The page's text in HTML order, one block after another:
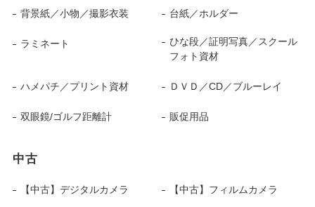
背景紙／小物／撮影衣装 台紙／ホルダー
ラミネート
ひな段／証明写真／スクール
フォト資材
ハメパチ／プリント資材 ＤＶＤ／CD／ブルーレイ
双眼鏡/ゴルフ距離計 販促用品
中古
【中古】デジタルカメラ 【中古】フィルムカメラ